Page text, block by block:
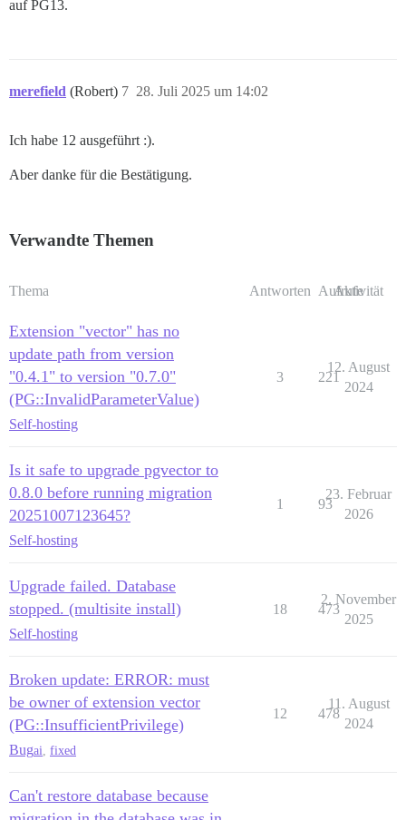
auf PG13.
merefield (Robert) 28. Juli 2025 um 14:02
7
Ich habe 12 ausgeführt :).
Aber danke für die Bestätigung.
Verwandte Themen
Thema Antworten Aufrufe
Aktivität
Extension "vector" has no
update path from version
"0.4.1" to version "0.7.0"
(PG::InvalidParameterValue)
Self-hosting
3 221
12. August
2024
Is it safe to upgrade pgvector to
0.8.0 before running migration
20251007123645?
Self-hosting
1 93
23. Februar
2026
Upgrade failed. Database
stopped. (multisite install)
Self-hosting
18 473
2. November
2025
Broken update: ERROR: must
be owner of extension vector
(PG::InsufficientPrivilege)
Bugai fixed
12 478
11. August
2024
Can't restore database because